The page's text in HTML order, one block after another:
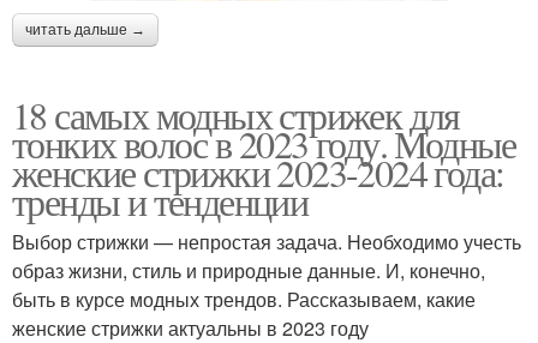
читать дальше →
18 самых модных стрижек для
тонких волос в 2023 году. Модные
женские стрижки 2023-2024 года:
тренды и тенденции
Выбор стрижки — непростая задача. Необходимо учесть
образ жизни, стиль и природные данные. И, конечно,
быть в курсе модных трендов. Рассказываем, какие
женские стрижки актуальны в 2023 году